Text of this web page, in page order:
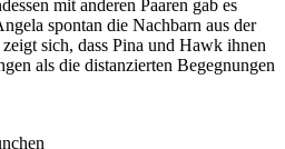
mit anderen Paaren gab es
spontan die Nachbarn aus der
sich, dass Pina und Hawk ihnen
als die distanzierten Begegnungen